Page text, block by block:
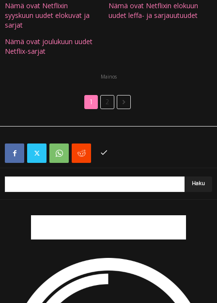
Nämä ovat Netflixin
syyskuun uudet elokuvat ja
sarjat
Nämä ovat Netflixin elokuun
uudet leffa- ja sarjauutuudet
Nämä ovat joulukuun uudet
Netflix-sarjat
Mainos
1 2